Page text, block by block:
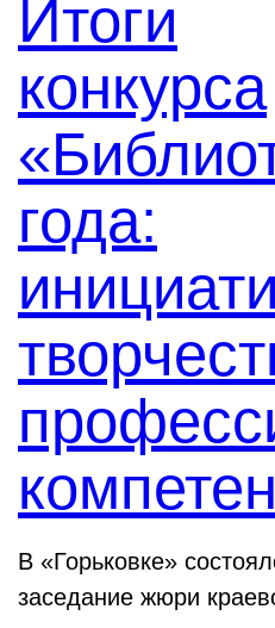
Итоги
конкурса
года:
В «Горьковке»
заседание жюри